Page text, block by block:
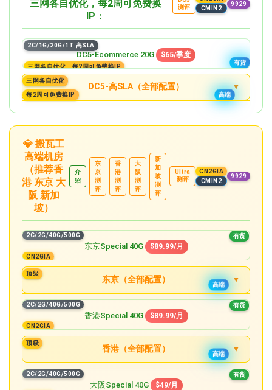
有货
Special 80G $56.99/月
Special 160G $86.99/月
6C/8G/160G/5T
有货
Special 320G $159.99/月
8C/16G/320G/8T
有货
Special 640G $289.99/月
10C/32G/640G/10T
Special 1,280G $549.99/月
12C/64G/1,280G/12T
三网各自优化，每2周可免费换
IP：
测评
CMIN2
9929
DC5-Ecommerce 20G $65/季度
有货
2C/1G/20G/1T 高SLA
三网各自优化，每2周可免费换IP
DC5-高SLA（全部配置）
高端
三网各自优化
每2周可免费换IP
有货
3C/2G/40G/2T
Special 80G $69.99/月
4C/4G/80G/3T
6C/8G/160G/5T
有货
Special 320G $199.99/月
8C/16G/320G/8T
Special 640G $369.99/月
10C/32G/640G/10T
有货
Special 1,280G $699.99/月
12C/64G/1,280G/12T
💎 搬瓦工
高端机房
（推荐香
港 东京 大
阪 新加
坡）
介
绍
东
京
测
评
香
港
测
评
大
阪
测
评
新
加
坡
测
评
Ultra
测评
CN2GIA
CMIN2
9929
东京Special 40G $89.99/月
2C/2G/40G/500G
CN2GIA
有货
东京（全部配置）
高端
顶级
Special 40G $89.99/月
2C/2G/40G/500G
4C/4G/80G/1T
有货
6C/8G/160G/2T
有货
香港Special 40G $89.99/月
2C/2G/40G/500G
CN2GIA
有货
香港（全部配置）
高端
顶级
Special 40G $89.99/月
2C/2G/40G/500G
大阪Special 40G $49/月
2C/2G/40G/500G 有货